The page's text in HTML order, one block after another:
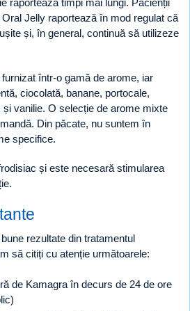
Jelly raportează în mod regulat că
și, în general, continuă să utilizeze
într-o gamă de arome, iar
ciocolată, banane, portocale,
vanilie. O selecție de arome mixte
Din păcate, nu suntem în
specifice.
și este necesară stimularea
rezultate din tratamentul
să citiți cu atenție următoarele:
de Kamagra în decurs de 24 de ore